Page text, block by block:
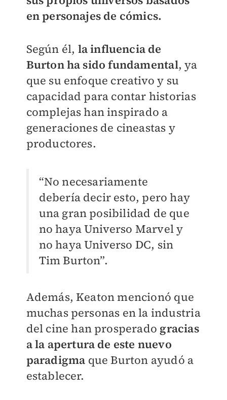
en personajes de cómics.
Según él, la influencia de
Burton ha sido fundamental, ya
que su enfoque creativo y su
capacidad para contar historias
complejas han inspirado a
generaciones de cineastas y
productores.
“No necesariamente
debería decir esto, pero hay
una gran posibilidad de que
no haya Universo Marvel y
no haya Universo DC, sin
Tim Burton”.
Además, Keaton mencionó que
muchas personas en la industria
del cine han prosperado gracias
a la apertura de este nuevo
paradigma que Burton ayudó a
establecer.